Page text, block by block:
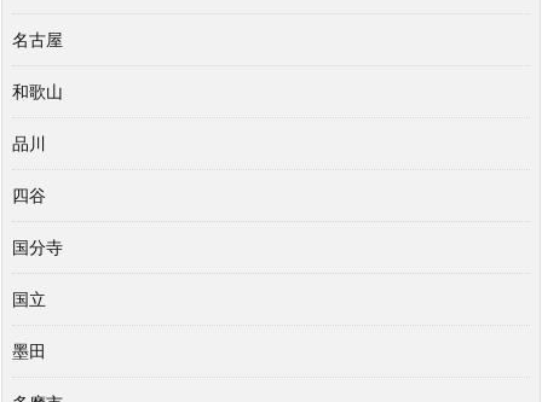
名古屋
和歌山
品川
四谷
国分寺
国立
墨田